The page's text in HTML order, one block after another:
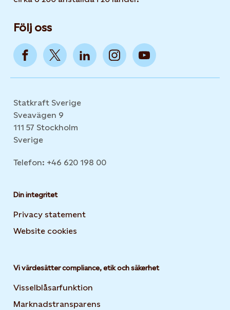
Följ oss
Statkraft Sverige
Sveavägen 9
111 57 Stockholm
Sverige
Telefon: +46 620 198 00
Din integritet
Privacy statement
Website cookies
Vi värdesätter compliance, etik och säkerhet
Visselblåsarfunktion
Marknadstransparens